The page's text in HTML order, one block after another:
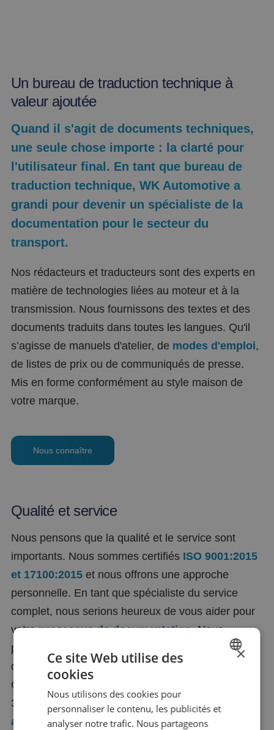
Un bureau de traduction technique à
valeur ajoutée
Quand il s'agit de documents techniques,
une seule chose importe : la clarté pour
l'utilisateur final. En tant que bureau de
traduction technique, WK Automotive a
grandi pour devenir un spécialiste de la
documentation pour le secteur du
transport.
Nos rédacteurs et traducteurs sont des experts en
matière de technologies liées au moteur et à la
transmission. Nous fournissons des textes et des
documents traduits dans toutes les langues. Qu'il
s’agisse de manuels d'atelier, de modes d'emploi,
de listes de prix ou de communiqués de presse.
Mis en forme conformément au style maison de
votre marque.
Nous connaître
Qualité et service
Nous pensons que la qualité et le service sont
importants. Nous sommes certifiés ISO 9001:2015
et 17100:2015 et nous offrons une approche
personnelle. En tant que spécialiste du service
complet, nous serions heureux de vous aider pour
votreprocessus de documentation. Nous
pouvons vous assister à chaque étape, du
développement à la publication du produit final.
C'est ce qui nous a permis d'être depuis plus de
30 ans un partenaire dévoué pour le secteur
automobile.
FRENCH
ENGLISH
×
Ce site Web utilise des
cookies
Nous utilisons des cookies pour
personnaliser le contenu, les publicités et
analyser notre trafic. Nous partageons